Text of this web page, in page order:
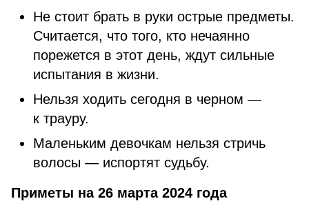
Не стоит брать в руки острые предметы.
Считается, что того, кто нечаянно
порежется в этот день, ждут сильные
испытания в жизни.
Нельзя ходить сегодня в черном —
к трауру.
Маленьким девочкам нельзя стричь
волосы — испортят судьбу.
Приметы на 26 марта 2024 года